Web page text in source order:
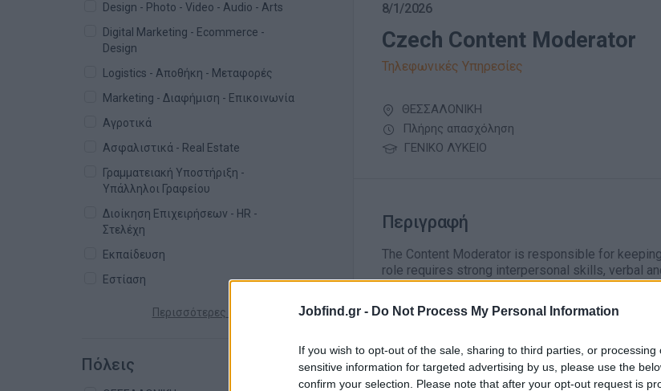
Jobfind.gr - Do Not Process My Personal Information
If you wish to opt-out of the sale, sharing to third parties, or processing
sensitive information for targeted advertising by us, please use the
confirm your selection. Please note that after your opt-out request is
Design - Photo - Video - Audio - Arts
Digital Marketing - Ecommerce -
Design
Logistics - Αποθήκη - Μεταφορές
Marketing - Διαφήμιση - Επικοινωνία
Αγροτικά
Ασφαλιστικά - Real Estate
Γραμματειακή Υποστήριξη -
Υπάλληλοι Γραφείου
Διοίκηση Επιχειρήσεων - HR -
Στελέχη
Εκπαίδευση
Εστίαση
Περισσότερες κατηγορίες +
Πόλεις
8/1/2026
Czech Content Moderator
Τηλεφωνικές Υπηρεσίες
ΘΕΣΣΑΛΟΝΙΚΗ
Πλήρης απασχόληση
ΓΕΝΙΚΟ ΛΥΚΕΙΟ
Περιγραφή
The Content Moderator is responsible for
role requires strong interpersonal skills, verbal
importantly empathy.
As aCzech Content Moderator, you will be
pictures, political ads, and social media
these policies to support the overall business.
If you are a fluent Czech speaker, adequate in
beautiful Thessaloniki, Greece, then this is the